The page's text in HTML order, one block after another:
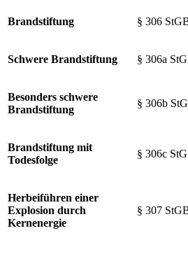
Brandstiftung § 306
Schwere Brandstiftung § 306a
Besonders schwere
Brandstiftung
§ 306b
Brandstiftung mit
Todesfolge
§ 306c
Herbeiführen einer
Explosion durch
Kernenergie
§ 307